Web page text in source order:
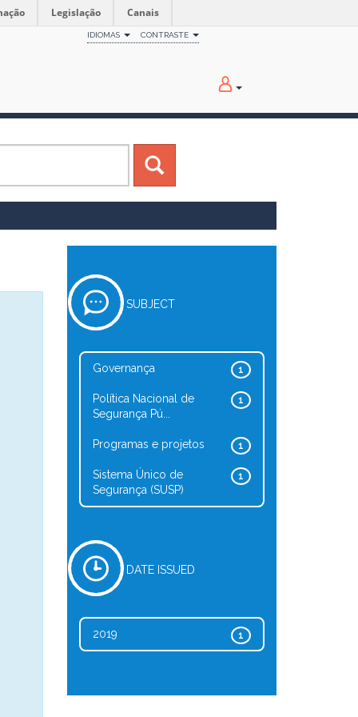
Legislação Canais
IDIOMAS CONTRASTE
SUBJECT
1
Governança
1
Política Nacional de
Segurança Pú...
1
Programas e projetos
1
Sistema Único de
Segurança (SUSP)
DATE ISSUED
1
2019